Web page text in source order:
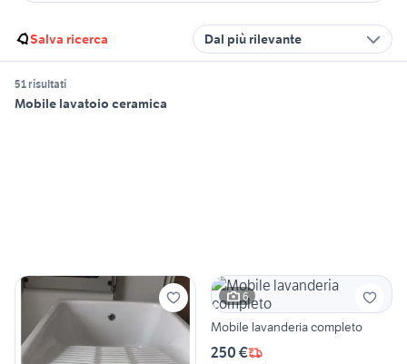
Salva ricerca Dal più rilevante
51 risultati
Mobile lavatoio ceramica
6
Mobile lavanderia completo
250 €